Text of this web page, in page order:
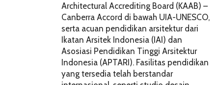
Architectural Accrediting Board (KAAB) –
Canberra Accord di bawah UIA-UNESCO,
serta acuan pendidikan arsitektur dari
Ikatan Arsitek Indonesia (IAI) dan
Asosiasi Pendidikan Tinggi Arsitektur
Indonesia (APTARI). Fasilitas pendidikan
yang tersedia telah berstandar